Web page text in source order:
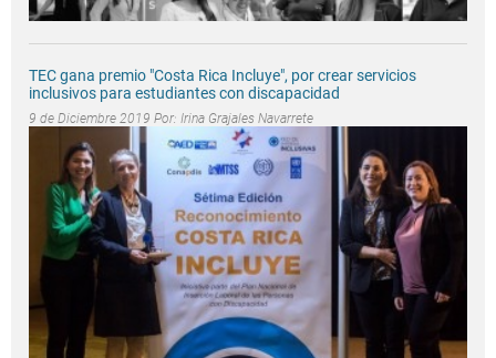
TEC gana premio "Costa Rica Incluye", por crear servicios
inclusivos para estudiantes con discapacidad
9 de Diciembre 2019 Por: Irina Grajales Navarrete